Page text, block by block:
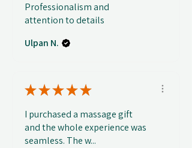
Professionalism and
attention to details
Ulpan N.
★★★★★
I purchased a massage gift
and the whole experience was
seamless. The w...